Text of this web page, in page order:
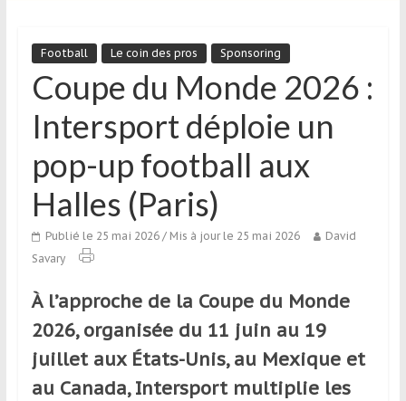
média
sur
tourisme
sportif
qui
s’adresse
aux
voyageurs
ponctuels
réguliers,
pratiquants,
passionnés
ou
simples
Football Le coin des pros Sponsoring
Coupe du Monde 2026 :
Intersport déploie un
pop-up football aux
Halles (Paris)
Publié le 25 mai 2026/ Mis à jour le 25 mai 2026
David
Savary
À l’approche de la Coupe du Monde
2026, organisée du 11 juin au 19
juillet aux États-Unis, au Mexique et
au Canada, Intersport multiplie les